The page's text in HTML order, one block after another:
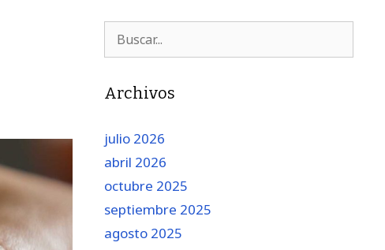
Archivos
julio 2026
abril 2026
octubre 2025
septiembre 2025
agosto 2025